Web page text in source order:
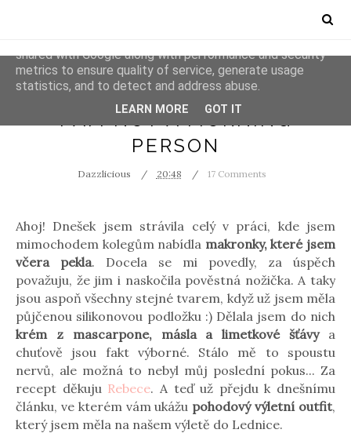
COOPERATION INSPIRATION
I AM NOT A MORNING
PERSON
Dazzlicious 20:48 17 Comments
Ahoj! Dnešek jsem strávila celý v práci, kde jsem
mimochodem kolegům nabídla makronky, které jsem
včera pekla. Docela se mi povedly, za úspěch
považuju, že jim i naskočila pověstná nožička. A taky
jsou aspoň všechny stejné tvarem, když už jsem měla
půjčenou silikonovou podložku :) Dělala jsem do nich
krém z mascarpone, másla a limetkové šťávya
chuťově jsou fakt výborné. Stálo mě to spoustu
nervů, ale možná to nebyl můj poslední pokus... Za
recept děkuju Rebece. A teď už přejdu k dnešnímu
článku, ve kterém vám ukážu pohodový výletní outfit,
který jsem měla na našem výletě do Lednice.
This site uses cookies from Google to deliver its services
shared with Google along with performance and security
metrics to ensure quality of service, generate usage
statistics, and to detect and address abuse.
LEARN MORE GOT IT